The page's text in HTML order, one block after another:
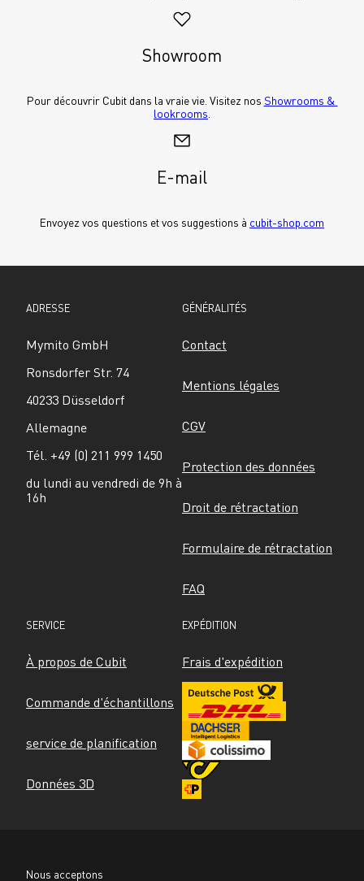
Showroom
Pour découvrir Cubit dans la vraie vie. Visitez nos Showrooms &
lookrooms
E-mail
Envoyez vos questions et vos suggestions à cubit-shop.com
ADRESSE
Mymito GmbH
Ronsdorfer Str. 74
40233 Düsseldorf
Allemagne
Tél. +49 (0) 211 999 1450
du lundi au vendredi de 9h à
16h
GÉNÉRALITÉS
Contact
Mentions légales
CGV
Protection des données
Droit de rétractation
Formulaire de rétractation
FAQ
SERVICE
À propos de Cubit
Commande d'échantillons
service de planification
Données 3D
EXPÉDITION
Frais d'expédition
Nous acceptons